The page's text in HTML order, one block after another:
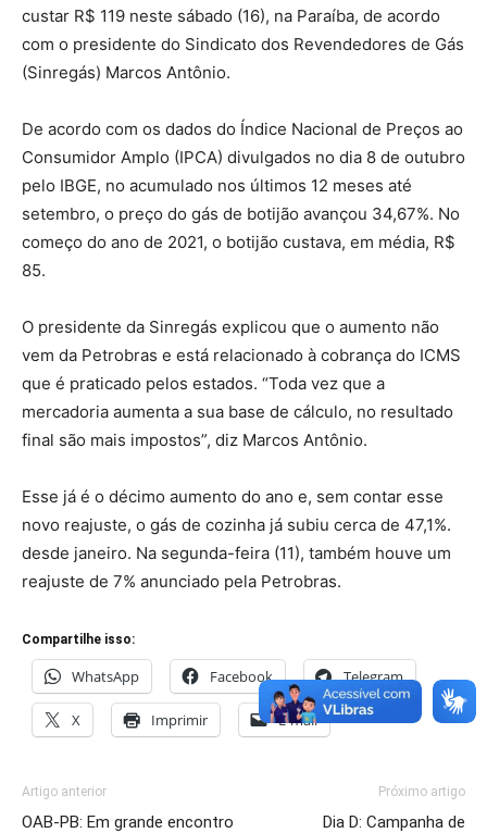
custar R$ 119 neste sábado (16), na Paraíba, de acordo
com o presidente do Sindicato dos Revendedores de Gás
(Sinregás) Marcos Antônio.
De acordo com os dados do Índice Nacional de Preços ao
Consumidor Amplo (IPCA) divulgados no dia 8 de outubro
pelo IBGE, no acumulado nos últimos 12 meses até
setembro, o preço do gás de botijão avançou 34,67%. No
começo do ano de 2021, o botijão custava, em média, R$
85.
O presidente da Sinregás explicou que o aumento não
vem da Petrobras e está relacionado à cobrança do ICMS
que é praticado pelos estados. “Toda vez que a
mercadoria aumenta a sua base de cálculo, no resultado
final são mais impostos”, diz Marcos Antônio.
Esse já é o décimo aumento do ano e, sem contar esse
novo reajuste, o gás de cozinha já subiu cerca de 47,1%.
desde janeiro. Na segunda-feira (11), também houve um
reajuste de 7% anunciado pela Petrobras.
Compartilhe isso:
WhatsApp Facebook Telegram
X Imprimir E-mail
Artigo anterior
OAB-PB: Em grande encontro
Próximo artigo
Dia D: Campanha de